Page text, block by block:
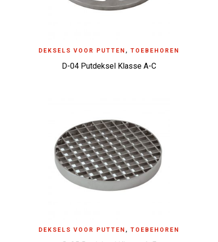
DEKSELS VOOR PUTTEN , TOEBEHOREN
D-04 Putdeksel Klasse A-C
DEKSELS VOOR PUTTEN , TOEBEHOREN